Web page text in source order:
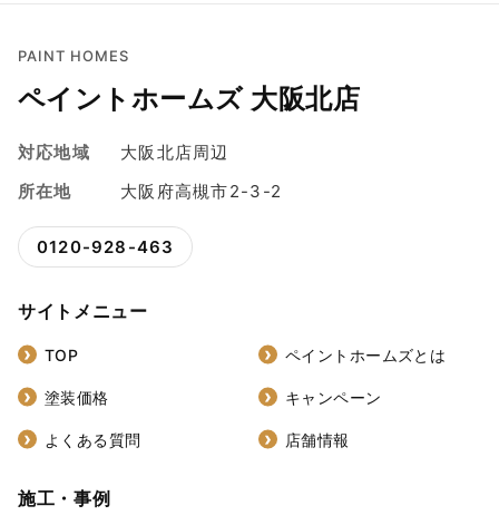
PAINT HOMES
ペイントホームズ 大阪北店
対応地域
大阪北店周辺
所在地
大阪府高槻市2-3-2
0120-928-463
サイトメニュー
TOP ペイントホームズとは
塗装価格 キャンペーン
よくある質問 店舗情報
施工・事例